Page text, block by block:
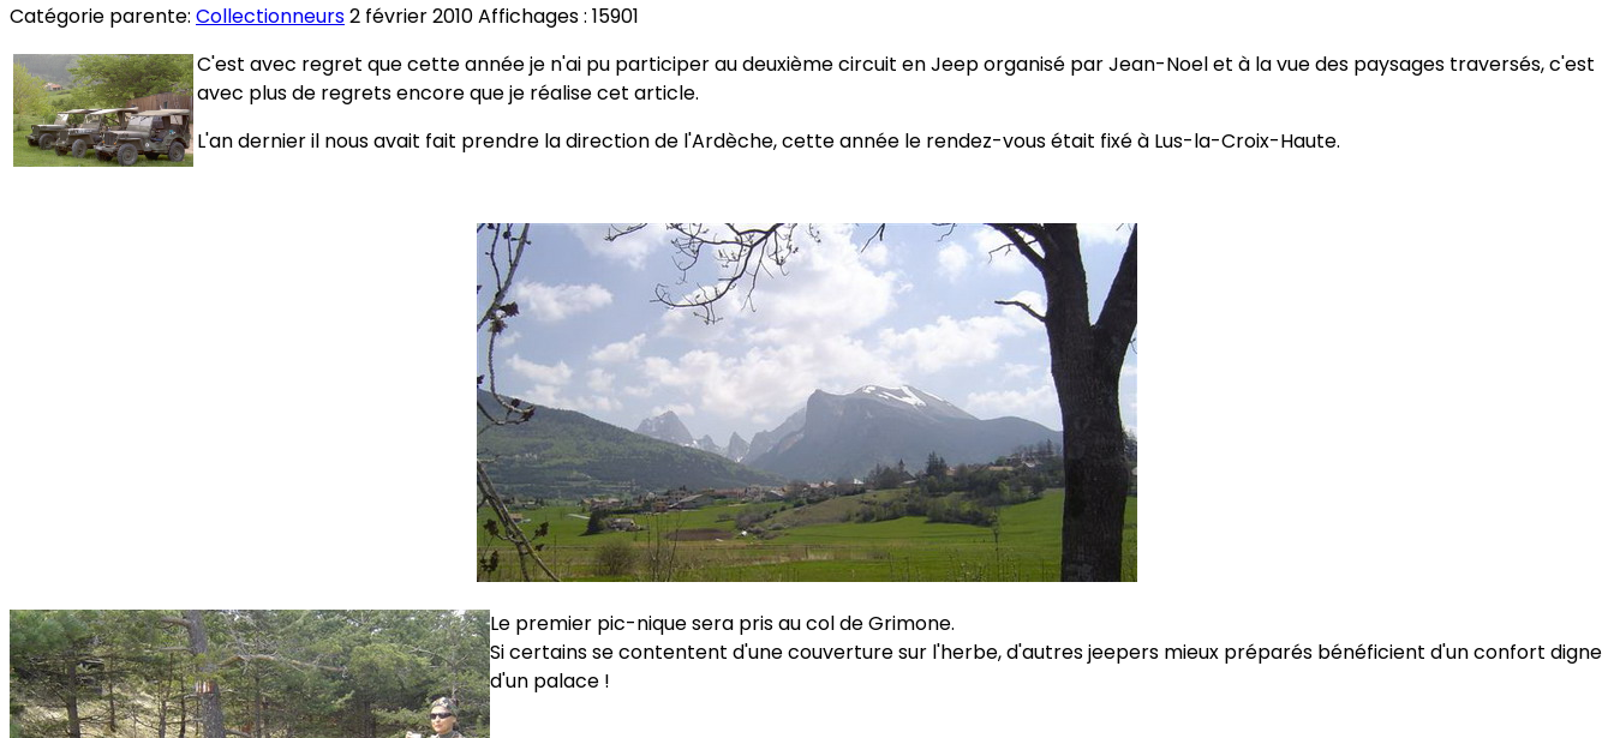
Catégorie parente: Collectionneurs2 février 2010Affichages : 15901
C'est avec regret que cette année je n'ai pu participer au deuxième circuit en Jeep organisé par Jean-Noel et à la vue des paysages traversés, c'est
avec plus de regrets encore que je réalise cet article.
L'an dernier il nous avait fait prendre la direction de l'Ardèche, cette année le rendez-vous était fixé à Lus-la-Croix-Haute.
Le premier pic-nique sera pris au col de Grimone.
Si certains se contentent d'une couverture sur l'herbe, d'autres jeepers mieux préparés bénéficient d'un confort digne
d'un palace !